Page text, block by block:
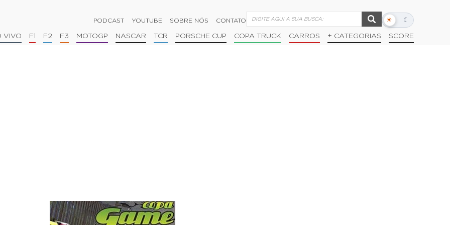
PODCAST YOUTUBE SOBRE NÓS CONTATO ☀ ☾
Alternar
escuro
VIVO F1 F2 F3 MOTOGP NASCAR TCR PORSCHE CUP COPA TRUCK CARROS + CATEGORIAS SCORE